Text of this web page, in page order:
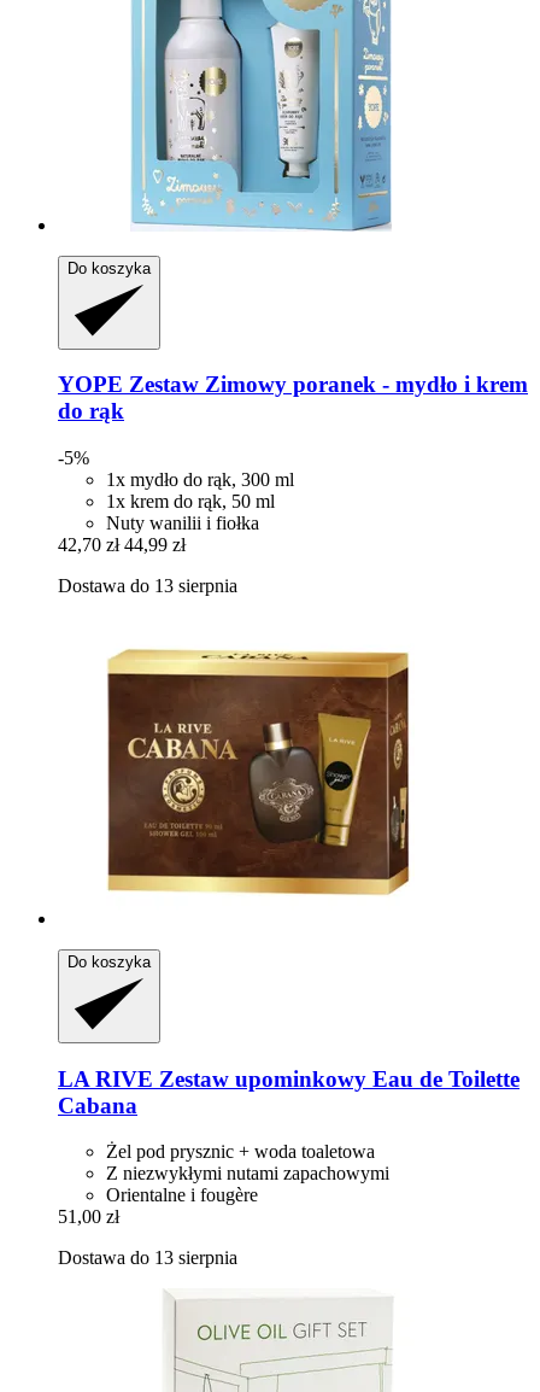
Do koszyka
YOPE Zestaw Zimowy poranek -​ mydło i krem
do rąk
-5%
1x mydło do rąk, 300 ml
1x krem do rąk, 50 ml
Nuty wanilii i fiołka
42,70 zł 44,99 zł
Dostawa do 13 sierpnia
Do koszyka
LA RIVE Zestaw upominkowy Eau de Toilette
Cabana
Żel pod prysznic + woda toaletowa
Z niezwykłymi nutami zapachowymi
Orientalne i fougère
51,00 zł
Dostawa do 13 sierpnia